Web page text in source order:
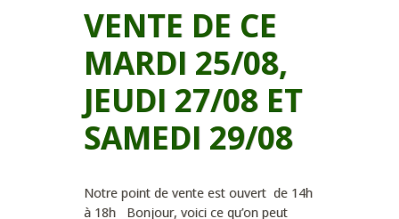
VENTE DE CE
MARDI 25/08,
JEUDI 27/08 ET
SAMEDI 29/08
Notre point de vente est ouvert de 14h
à 18h Bonjour, voici ce qu’on peut